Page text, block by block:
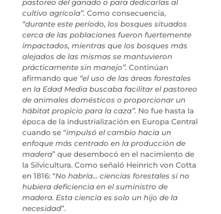
pastoreo del ganado o para dedicarlas al
cultivo agrícola”. Como consecuencia,
“durante este período, los bosques situados
cerca de las poblaciones fueron fuertemente
impactados, mientras que los bosques más
alejados de las mismas se mantuvieron
prácticamente sin manejo”. Continúan
afirmando que“el uso de las áreas forestales
en la Edad Media buscaba facilitar el pastoreo
de animales domésticos o proporcionar un
hábitat propicio para la caza”. No fue hasta la
época de la industrialización en Europa Central
cuando se “impulsó el cambio hacia un
enfoque más centrado en la producción de
madera” que desembocó en el nacimiento de
la Silvicultura. Como señaló Heinrich von Cotta
en 1816: “No habría… ciencias forestales si no
hubiera deficiencia en el suministro de
madera. Esta ciencia es solo un hijo de la
necesidad”.